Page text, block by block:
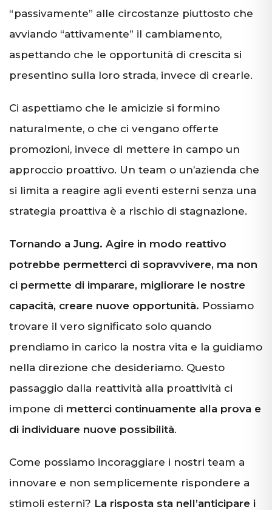
“passivamente” alle circostanze piuttosto che
avviando “attivamente” il cambiamento,
aspettando che le opportunità di crescita si
presentino sulla loro strada, invece di crearle.
Ci aspettiamo che le amicizie si formino
naturalmente, o che ci vengano offerte
promozioni, invece di mettere in campo un
approccio proattivo. Un team o un’azienda che
si limita a reagire agli eventi esterni senza una
strategia proattiva è a rischio di stagnazione.
Tornando a Jung. Agire in modo reattivo
potrebbe permetterci di sopravvivere, ma non
ci permette di imparare, migliorare le nostre
capacità, creare nuove opportunità. Possiamo
trovare il vero significato solo quando
prendiamo in carico la nostra vita e la guidiamo
nella direzione che desideriamo. Questo
passaggio dalla reattività alla proattività ci
impone di metterci continuamente alla prova e
di individuare nuove possibilità.
Come possiamo incoraggiare i nostri team a
innovare e non semplicemente rispondere a
stimoli esterni? La risposta sta nell’anticipare i